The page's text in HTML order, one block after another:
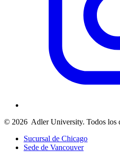
© 2026 Adler University. Todos los
Sucursal de Chicago
Sede de Vancouver